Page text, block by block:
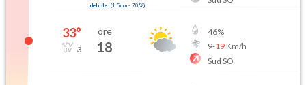
debole (1.5mm- 70 %)
33°
3
ore
18
46%
9-19Km/h
Sud SO